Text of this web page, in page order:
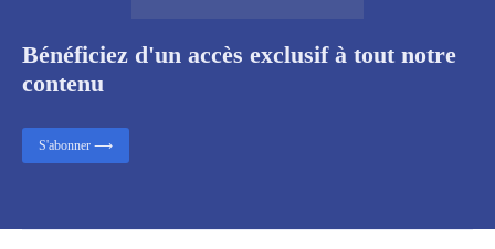
Bénéficiez d'un accès exclusif à tout notre
contenu
S'abonner ⟶